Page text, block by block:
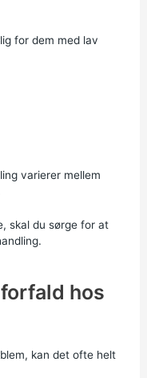
for dem med lav
varierer mellem
skal du sørge for at
hos
kan det ofte helt